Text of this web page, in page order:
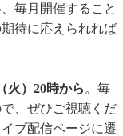
毎月開催すること
待に応えられれば
火）20時から 。毎
、ぜひご視聴くだ
ブ配信ページに遷